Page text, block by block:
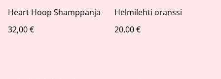
Heart Hoop Shamppanja
32,00 €
Helmilehti oranssi
20,00 €